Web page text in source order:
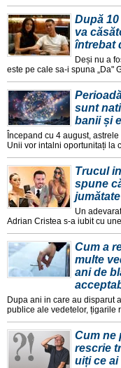
După
va
întrebat
Deși nu a
este pe cale sa-i spuna „Da"
sunt
banii și
Începand cu 4 august,
Unii vor intalni oportunitați la
Trucul
spune
Un
Adrian Cristea s-a iubit cu
Cum a
multe
ani de
Dupa ani in care au disparut
publice ale vedetelor, țigarile
Cum ne
rescrie
uiți ce